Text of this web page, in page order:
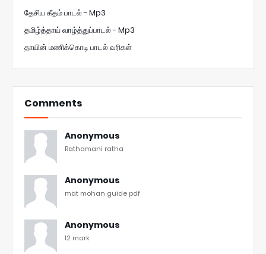
தேசிய கீதம் பாடல் - Mp3
தமிழ்த்தாய் வாழ்த்துப்பாடல் - Mp3
தாயின் மணிக்கொடி பாடல் வரிகள்
Comments
Anonymous
Rathamani ratha
Anonymous
mat mohan guide pdf
Anonymous
12 mark